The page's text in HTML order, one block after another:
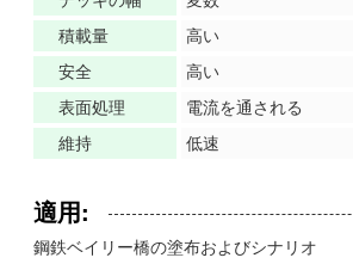
積載量
高い
安全
高い
表面処理
電流を通される
維持
低速
適用:
鋼鉄ベイリー橋の塗布およびシナリオ